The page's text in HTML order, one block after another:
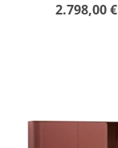
2.798,00